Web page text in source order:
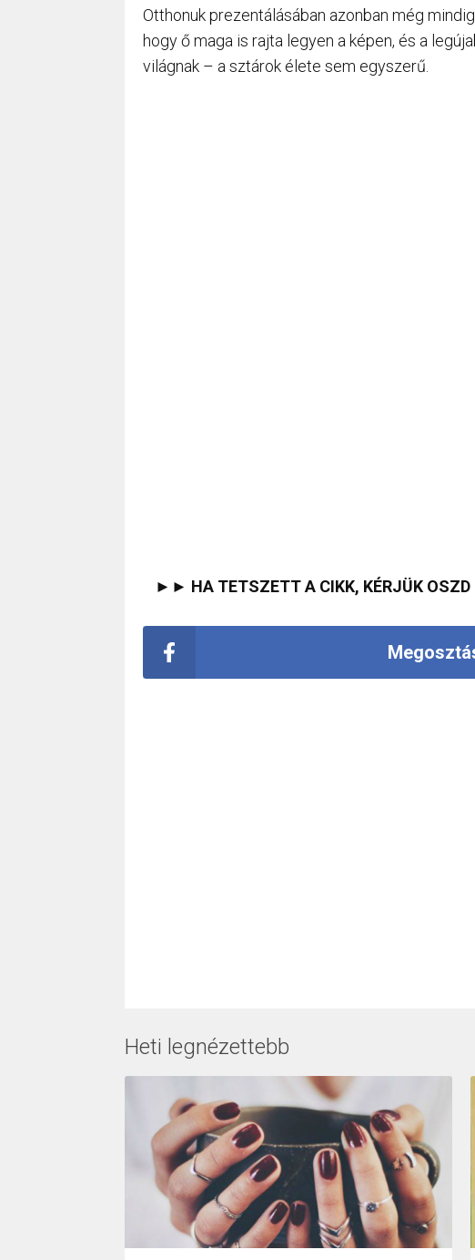
Otthonuk prezentálásában azonban még
hogy ő maga is rajta legyen a képen, és a
világnak – a sztárok élete sem egyszerű.
►► HA TETSZETT A CIKK, KÉRJÜK OSZD
Heti legnézettebb